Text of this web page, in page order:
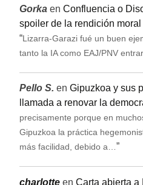
Gorka en Confluencia o
spoiler de la rendición
“Lizarra-Garazi fué un buen
tanto la IA como EAJ/PNV
Pello S. en Gipuzkoa y sus
llamada a renovar la
precisamente porque en
Gipuzkoa la práctica
más facilidad, debido a…”
charlotte en Carta abierta a